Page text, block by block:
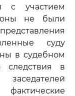
с участием
не были
суду
в судебном
следствия в